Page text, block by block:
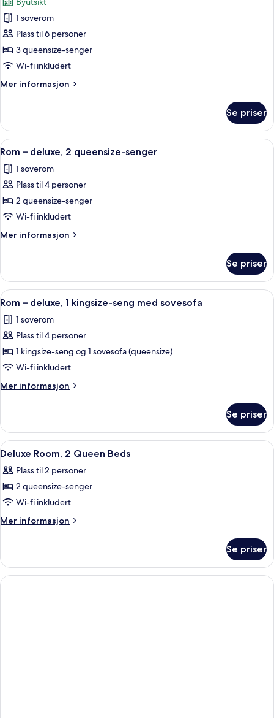
seng
bildene
av
Familierom,
2
soverom
1 soverom
Plass til 6 personer
3 queensize-senger
Wi-fi inkludert
Mer informasjon
Mer
2
soverom
Se priser
Åpne
alle
bildene
av
Rom
–
deluxe,
2
senger
Sengetøy av topp kvalitet, dundyner
50
Rom – deluxe, 2 queensize-senger
1 soverom
Plass til 4 personer
2 queensize-senger
Wi-fi inkludert
Mer informasjon
Mer
–
deluxe,
2
senger
Se priser
Åpne
alle
bildene
av
Rom
–
deluxe,
1
seng
med
sovesofa
Sengetøy av topp kvalitet, dundyner
50
Rom – deluxe, 1 kingsize-seng med sovesofa
1 soverom
Plass til 4 personer
1 kingsize-seng og 1 sovesofa (queensize)
Wi-fi inkludert
Mer informasjon
Mer
–
deluxe,
1
seng
med
Se priser
Åpne
alle
bildene
av
Deluxe
Room,
Beds
Sengetøy av topp kvalitet, dundyner
50
Deluxe Room, 2 Queen Beds
Plass til 2 personer
2 queensize-senger
Wi-fi inkludert
Mer informasjon
Mer
Room,
Queen
Se priser